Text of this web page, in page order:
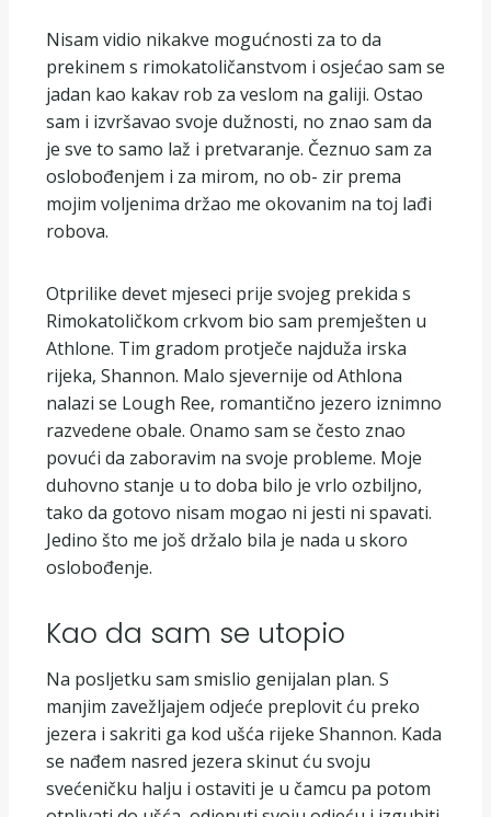
Nisam vidio nikakve mogućnosti za to da
prekinem s rimokatoličanstvom i osjećao sam se
jadan kao kakav rob za veslom na galiji. Ostao
sam i izvršavao svoje dužnosti, no znao sam da
je sve to samo laž i pretvaranje. Čeznuo sam za
oslobođenjem i za mirom, no ob- zir prema
mojim voljenima držao me okovanim na toj lađi
robova.
Otprilike devet mjeseci prije svojeg prekida s
Rimokatoličkom crkvom bio sam premješten u
Athlone. Tim gradom protječe najduža irska
rijeka, Shannon. Malo sjevernije od Athlona
nalazi se Lough Ree, romantično jezero iznimno
razvedene obale. Onamo sam se često znao
povući da zaboravim na svoje probleme. Moje
duhovno stanje u to doba bilo je vrlo ozbiljno,
tako da gotovo nisam mogao ni jesti ni spavati.
Jedino što me još držalo bila je nada u skoro
oslobođenje.
Kao da sam se utopio
Na posljetku sam smislio genijalan plan. S
manjim zavežljajem odjeće preplovit ću preko
jezera i sakriti ga kod ušća rijeke Shannon. Kada
se nađem nasred jezera skinut ću svoju
svećeničku halju i ostaviti je u čamcu pa potom